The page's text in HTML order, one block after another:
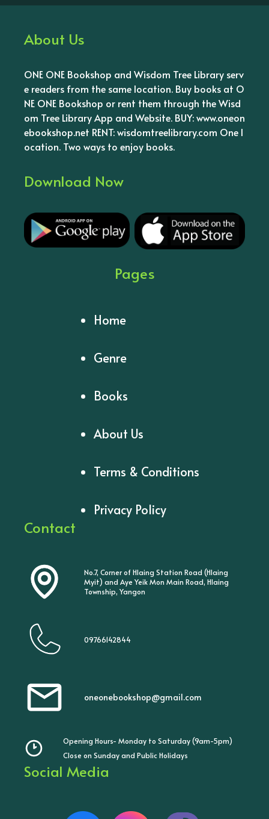
About Us
ONE ONE Bookshop and Wisdom Tree Library serv
e readers from the same location. Buy books at O
NE ONE Bookshop or rent them through the Wisd
om Tree Library App and Website. BUY: www.oneon
ebookshop.net RENT: wisdomtreelibrary.com One l
ocation. Two ways to enjoy books.
Download Now
Pages
Home
Genre
Books
About Us
Terms & Conditions
Privacy Policy
Contact
No.7, Corner of Hlaing Station Road (Hlaing
Myit) and Aye Yeik Mon Main Road, Hlaing
Township, Yangon
09766142844
oneonebookshop@gmail.com
Opening Hours- Monday to Saturday (9am-5pm)
Close on Sunday and Public Holidays
Social Media